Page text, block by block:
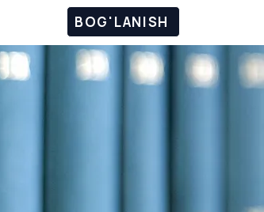
BOG'LANISH